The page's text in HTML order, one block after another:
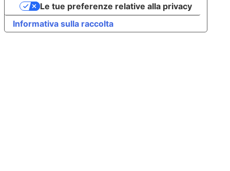
Informativa sulla raccolta
Le tue preferenze relative alla privacy